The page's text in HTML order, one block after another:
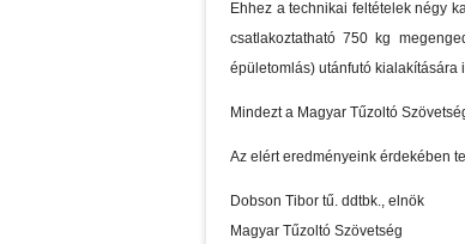
Ehhez a technikai feltételek négy
csatlakoztatható 750 kg
épületomlás) utánfutó kialakítására
Mindezt a Magyar Tűzoltó
Az elért eredményeink érdekében
Dobson Tibor tű. ddtbk., elnök
Magyar Tűzoltó Szövetség